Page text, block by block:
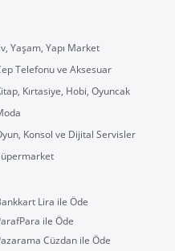
Yaşam, Yapı Market
Telefonu ve Aksesuar
Kırtasiye, Hobi, Oyuncak
Konsol ve Dijital Servisler
Lira ile Öde
ile Öde
Cüzdan ile Öde